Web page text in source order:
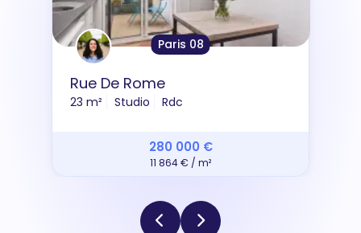
Paris 08
Rue De Rome
23 m² Studio Rdc
280 000 €
11 864 € / m²